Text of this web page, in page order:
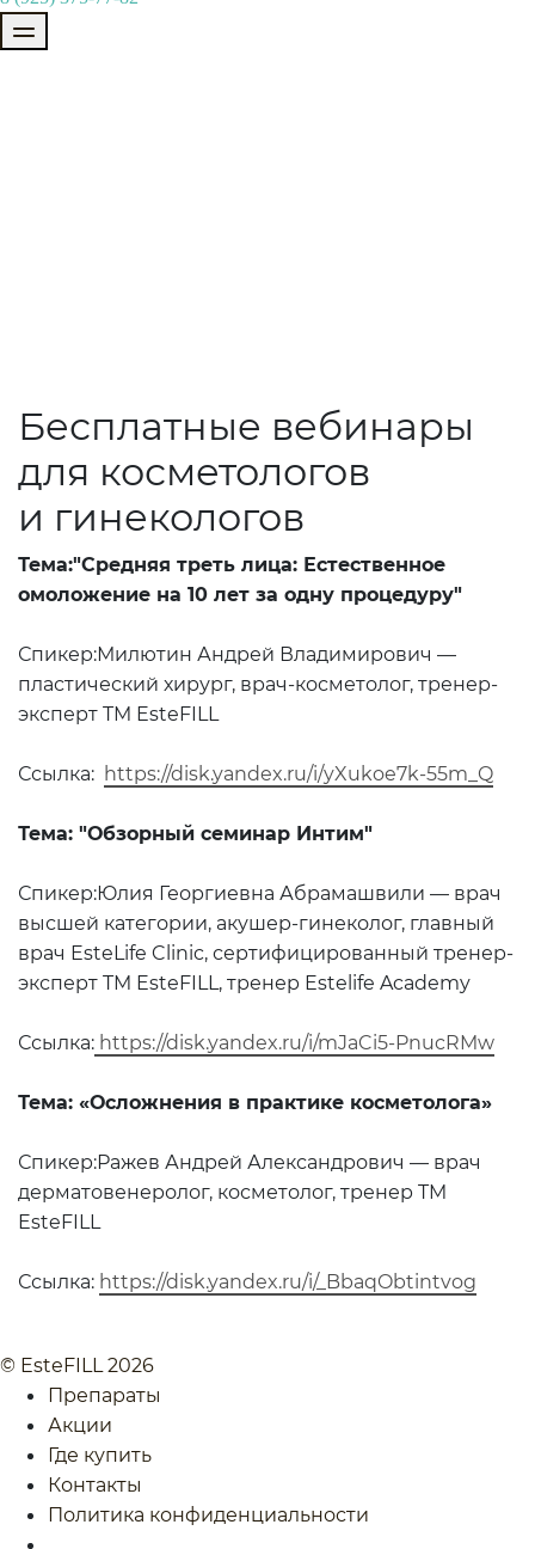
Бесплатные вебинары
для косметологов
и гинекологов
Тема:"Средняя треть лица: Естественное
омоложение на 10 лет за одну процедуру"
Спикер:Милютин Андрей Владимирович —
пластический хирург, врач-косметолог, тренер-
эксперт TM EsteFILL
Ссылка: https://disk.yandex.ru/i/yXukoe7k-55m_Q
Тема: "Обзорный семинар Интим"
Спикер:Юлия Георгиевна Абрамашвили — врач
высшей категории, акушер-гинеколог, главный
врач EsteLife Clinic, сертифицированный тренер-
эксперт TM EsteFILL, тренер Estelife Academy
Ссылка: https://disk.yandex.ru/i/mJaCi5-PnucRMw
Тема: «Осложнения в практике косметолога»
Спикер:Ражев Андрей Александрович — врач
дерматовенеролог, косметолог, тренер TM
EsteFILL
Ссылка: https://disk.yandex.ru/i/_BbaqObtintvog
© EsteFILL 2026
Препараты
Акции
Где купить
Контакты
Политика конфиденциальности